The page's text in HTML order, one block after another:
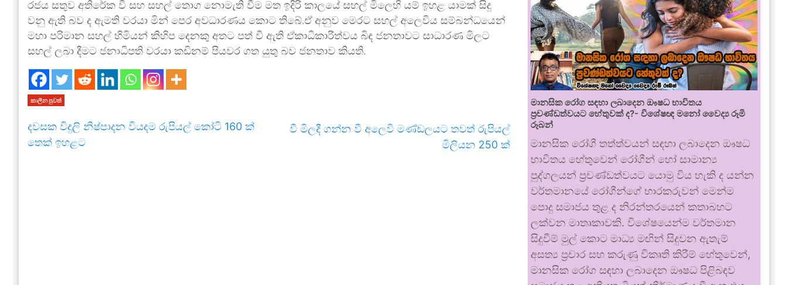
රජය සතුව අතිරේක වී සහ සහල් තොග නොමැති වීම මත ඉදිරි කාලයේ සහල් මිලෙහි යම් ඉහළ යාමක් සිදු
වනු ඇති බව ද ඇමති වරයා මින් පෙර අවධාරණය කොට තිබේ.ඒ අනුව මෙරට සහල් අලෙවිය සම්බන්ධයෙන්
මහා පරිමාන සහල් හිමියන් කිහිප දෙනකු අතට පත් වී ඇති ඒකාධිකාරීත්වය බිඳ ජනතාවට සාධාරණ මිලට
සහල් ලබා දීමට ජනාධිපති වරයා කඩිනම් පියවර ගත යුතු බව ජනතාව කියති.
කාලීන පුවත්
දවසක විදුලි නිෂ්පාදන වියදම රුපියල් කෝටි 160 ක්
තෙක් ඉහළට
වී මිලදී ගන්න වී අලෙවි මණ්ඩලයට තවත් රුපියල්
මිලියන 250 ක්
මානසික රෝග සඳහා ලබාදෙන ඖෂධ භාවිතය
ප්‍රචණ්ඩත්වයට හේතුවක් ද?- විශේෂඥ මනෝ වෛද්‍ය රූමි
රූබන්
මානසික රෝගී තත්ත්වයන් සඳහා ලබාදෙන ඖෂධ
භාවිතය හේතුවෙන් රෝගීන් හෝ සාමාන්‍ය
පුද්ගලයන් ප්‍රචණ්ඩත්වයට යොමු විය හැකි ද යන්න
වර්තමානයේ රෝගීන්ගේ භාරකරුවන් මෙන්ම
පොදු සමාජය තුළ ද නිරන්තරයෙන් කතාබහට
ලක්වන මාතෘකාවකි. විශේෂයෙන්ම වර්තමාන
සිදුවීම් මුල් කොට මාධ්‍ය මඟින් සිදුවන ඇතැම්
අසත්‍ය ප්‍රචාර සහ කරුණු විකෘති කිරීම් හේතුවෙන්,
මානසික රෝග සඳහා ලබාදෙන ඖෂධ පිළිබඳව